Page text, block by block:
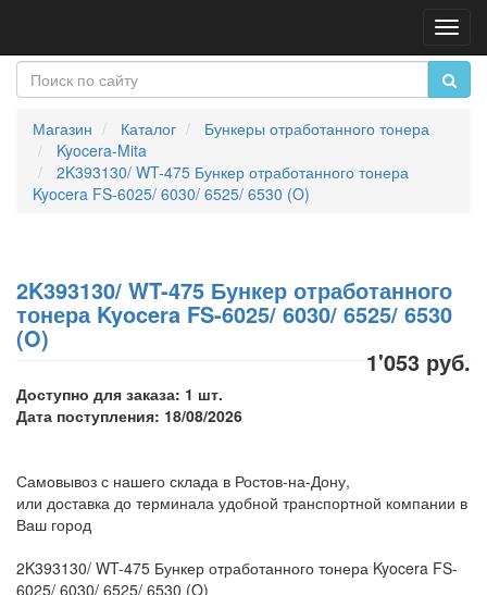
Магазин Каталог
Бункеры отработанного тонера
Kyocera-Mita
2K393130/ WT-475 Бункер отработанного тонера
Kyocera FS-6025/ 6030/ 6525/ 6530 (O)
2K393130/ WT-475 Бункер отработанного
тонера Kyocera FS-6025/ 6030/ 6525/ 6530
(O)
1'053 руб.
Доступно для заказа: 1 шт.
Дата поступления: 18/08/2026
Самовывоз с нашего склада в Ростов-на-Дону,
или доставка до терминала удобной транспортной компании в
Ваш город
2K393130/ WT-475 Бункер отработанного тонера Kyocera FS-
6025/ 6030/ 6525/ 6530 (O)